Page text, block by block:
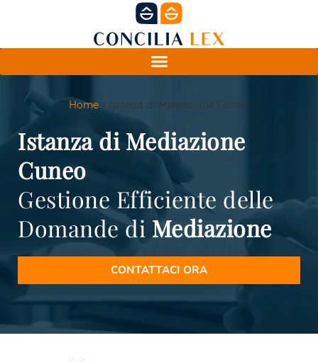
Home » Istanza di Mediazione Cuneo
Istanza di Mediazione
Cuneo
Gestione Efficiente delle
Domande di Mediazione
CONTATTACI ORA